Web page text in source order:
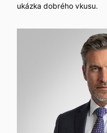
ukázka dobrého vkusu.